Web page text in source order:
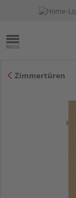
Zimmertüren